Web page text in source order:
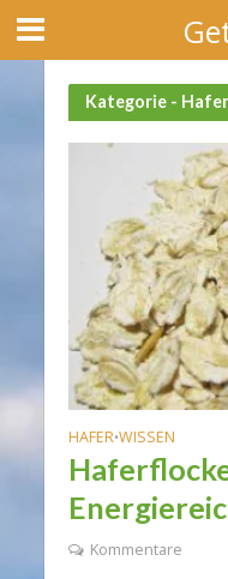
Kategorie - Hafer
HAFER•WISSEN
Kommentare